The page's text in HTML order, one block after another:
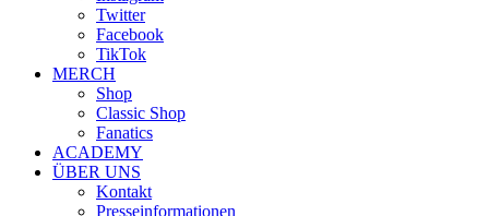
Twitter
Facebook
TikTok
MERCH
Shop
Classic Shop
Fanatics
ACADEMY
ÜBER UNS
Kontakt
Presseinformationen